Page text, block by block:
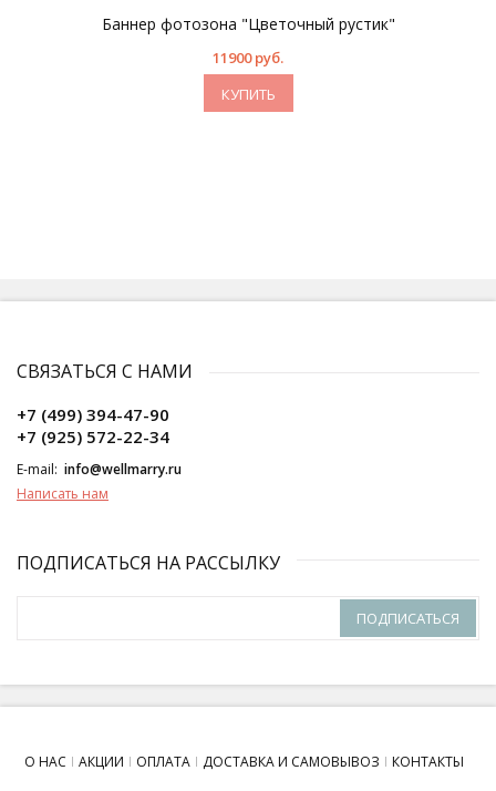
Баннер фотозона "Цветочный рустик"
11900 руб.
КУПИТЬ
СВЯЗАТЬСЯ С НАМИ
+7 (499) 394-47-90
+7 (925) 572-22-34
E-mail: info@wellmarry.ru
Написать нам
ПОДПИСАТЬСЯ НА РАССЫЛКУ
ПОДПИСАТЬСЯ
О НАС АКЦИИ ОПЛАТА ДОСТАВКА И САМОВЫВОЗ КОНТАКТЫ